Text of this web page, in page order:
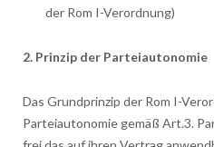
der Rom I-Verordnung)
2. Prinzip der Parteiautonomie
Das Grundprinzip der Rom I-
Parteiautonomie gemäß Art.3.